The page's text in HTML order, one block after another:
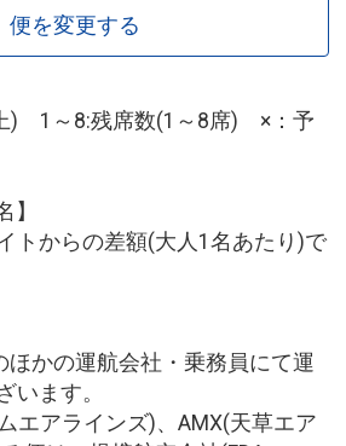
便を変更する
) 1～8:残席数(1～8席) ×：予
】
トからの差額(大人1名あたり)で
ほかの運航会社・乗務員にて運
います。
エアラインズ)、AMX(天草エア